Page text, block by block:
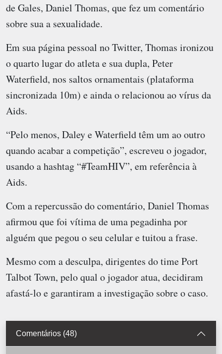
de Gales, Daniel Thomas, que fez um comentário
sobre sua a sexualidade.
Em sua página pessoal no Twitter, Thomas ironizou
o quarto lugar do atleta e sua dupla, Peter
Waterfield, nos saltos ornamentais (plataforma
sincronizada 10m) e ainda o relacionou ao vírus da
Aids.
“Pelo menos, Daley e Waterfield têm um ao outro
quando acabar a competição”, escreveu o jogador,
usando a hashtag “#TeamHIV”, em referência à
Aids.
Com a repercussão do comentário, Daniel Thomas
afirmou que foi vítima de uma pegadinha por
alguém que pegou o seu celular e tuitou a frase.
Mesmo com a desculpa, dirigentes do time Port
Talbot Town, pelo qual o jogador atua, decidiram
afastá-lo e garantiram a investigação sobre o caso.
Comentários (48)